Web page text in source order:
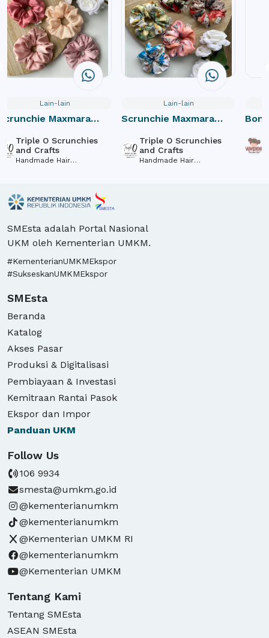
Lain-lain
Maxmara
Triple O Scrunchies
and Crafts
Handmade Hair
Lain-lain
Scrunchie Maxmara
Triple O Scrunchies
and Crafts
Handmade Hair
SMEsta adalah Portal Nasional
UKM oleh Kementerian UMKM.
#KementerianUMKMEkspor
#SukseskanUMKMEkspor
SMEsta
Beranda
Katalog
Akses Pasar
Produksi & Digitalisasi
Pembiayaan & Investasi
Kemitraan Rantai Pasok
Ekspor dan Impor
Panduan UKM
Follow Us
106 9934
smesta@umkm.go.id
@kementerianumkm
@kementerianumkm
@Kementerian UMKM RI
@kementerianumkm
@Kementerian UMKM
Tentang Kami
Tentang SMEsta
ASEAN SMEsta